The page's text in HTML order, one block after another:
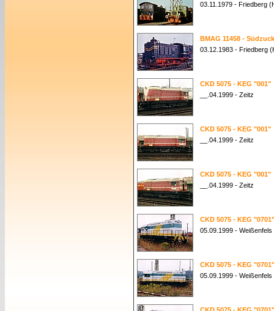
03.11.1979 - Friedberg
BMAG 11458 -
03.12.1983 - Friedberg
CKD 5075 - KEG "001"
__.04.1999 - Zeitz
CKD 5075 - KEG "001"
__.04.1999 - Zeitz
CKD 5075 - KEG "001"
__.04.1999 - Zeitz
CKD 5075 - KEG "0701"
05.09.1999 - Weißenfels
CKD 5075 - KEG "0701"
05.09.1999 - Weißenfels